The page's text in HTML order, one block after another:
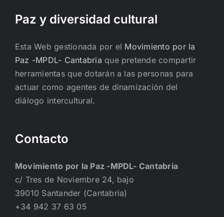
Paz y diversidad cultural
Esta Web gestionada por el Movimiento por la
Paz -MPDL- Cantabria que pretende compartir
herramientas que dotarán a las personas para
actuar como agentes de dinamización del
diálogo intercultural.
Contacto
Movimiento por la Paz -MPDL- Cantabria
c/ Tres de Noviembre 24, bajo
39010 Santander (Cantabria)
+34 942 37 63 05